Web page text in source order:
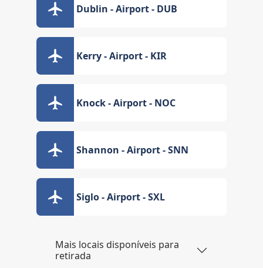
Dublin - Airport - DUB
Kerry - Airport - KIR
Knock - Airport - NOC
Shannon - Airport - SNN
Siglo - Airport - SXL
Mais locais disponíveis para
retirada